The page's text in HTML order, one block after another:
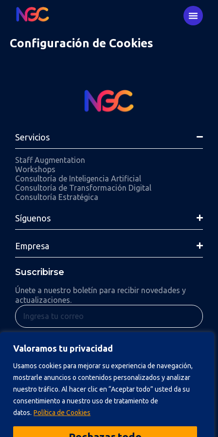
Valoramos tu privacidad
Usamos cookies para mejorar su experiencia de navegación,
mostrarle anuncios o contenidos personalizados y analizar
nuestro tráfico. Al hacer clic en “Aceptar todo” usted da su
consentimiento a nuestro uso de tratamiento de
datos. Política de Cookies
Configuración de Cookies
Servicios
Staff Augmentation
Workshops
Consultoría de Inteligencia Artificial
Consultoría de Transformación Digital
Consultoría Estratégica
Síguenos
Empresa
Suscribirse
Únete a nuestro boletín para recibir novedades y
actualizaciones.
Enviar
recibir actualizaciones.